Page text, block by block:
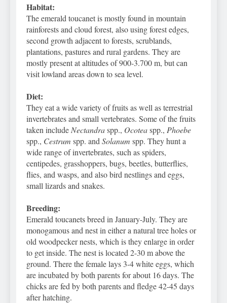
Habitat:
The emerald toucanet is mostly found in mountain
rainforests and cloud forest, also using forest edges,
second growth adjacent to forests, scrublands,
plantations, pastures and rural gardens. They are
mostly present at altitudes of 900-3.700 m, but can
visit lowland areas down to sea level.
Diet:
They eat a wide variety of fruits as well as terrestrial
invertebrates and small vertebrates. Some of the fruits
taken include Nectandraspp., Ocoteaspp., Phoebe
spp., Cestrum spp. and Solanum spp. They hunt a
wide range of invertebrates, such as spiders,
centipedes, grasshoppers, bugs, beetles, butterflies,
flies, and wasps, and also bird nestlings and eggs,
small lizards and snakes.
Breeding:
Emerald toucanets breed in January-July. They are
monogamous and nest in either a natural tree holes or
old woodpecker nests, which is they enlarge in order
to get inside. The nest is located 2-30 m above the
ground. There the female lays 3-4 white eggs, which
are incubated by both parents for about 16 days. The
chicks are fed by both parents and fledge 42-45 days
after hatching.